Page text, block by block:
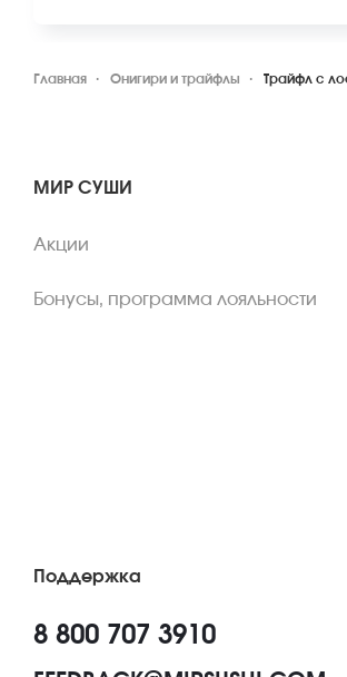
Главная Онигири и трайфлы Трайфл с
МИР СУШИ
Акции
Бонусы, программа лояльности
Поддержка
8 800 707 3910